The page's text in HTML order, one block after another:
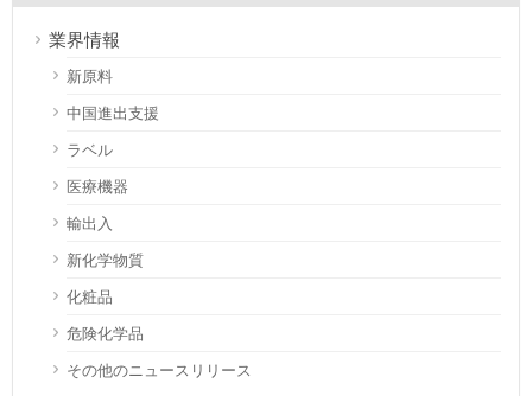
業界情報
新原料
中国進出支援
ラベル
医療機器
輸出入
新化学物質
化粧品
危険化学品
その他のニュースリリース